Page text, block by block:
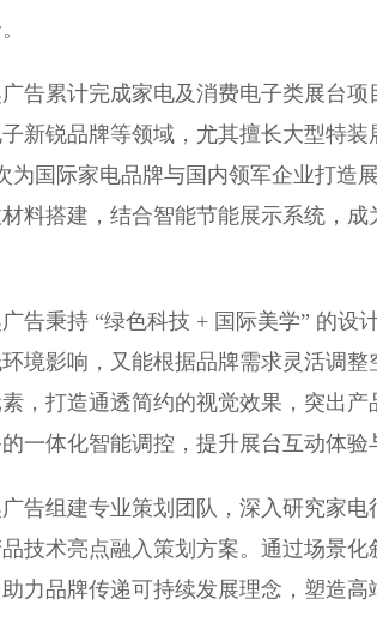
累计完成家电及消费电子类展台项
新锐品牌等领域，尤其擅长大型特
为国际家电品牌与国内领军企业打造
料搭建，结合智能节能展示系统，
秉持 “绿色科技 + 国际美学” 的设
境影响，又能根据品牌需求灵活调
，打造通透简约的视觉效果，突出
一体化智能调控，提升展台互动体验
组建专业策划团队，深入研究家电
技术亮点融入策划方案。通过场景
力品牌传递可持续发展理念，塑造高